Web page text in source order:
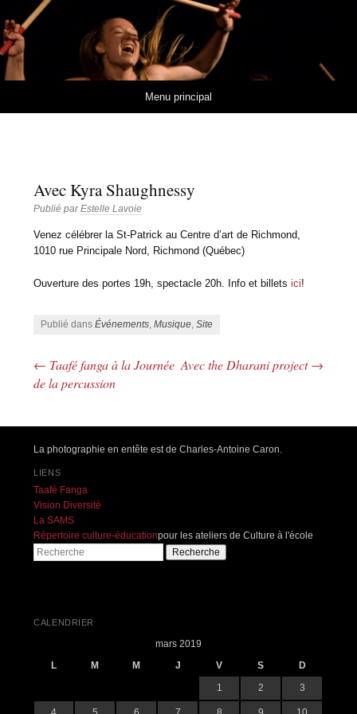
Estelle Lavoie
MUSIQUES ET RYTHMES DE L'AFRIQUE DE L'OUEST
Menu principal
Avec Kyra Shaughnessy
Publié parEstelle Lavoie
Venez célébrer la St-Patrick au Centre d’art de Richmond,
1010 rue Principale Nord, Richmond (Québec)
Ouverture des portes 19h, spectacle 20h. Info et billetsici!
Publié dansÉvénements ,Musique ,Site
Navigation des articles
← Taafé fanga à la Journée
de la percussion
Avec the Dharani project→
La photographie en entête est de Charles-Antoine Caron.
LIENS
Taafé Fanga
Vision Diversité
La SAMS
Répertoire culture-éducationpour les ateliers de Culture à l'école
Recherche
CALENDRIER
mars 2019
L
M M J V S
D
1
2 3